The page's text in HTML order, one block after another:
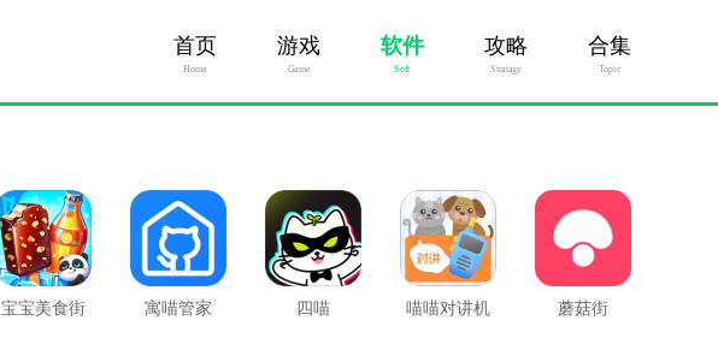
首页
Home
游戏
Game
软件
Soft
攻略
Stratagy
合集
Topic
宝宝美食街
寓喵管家 四喵 喵喵对讲机 蘑菇街